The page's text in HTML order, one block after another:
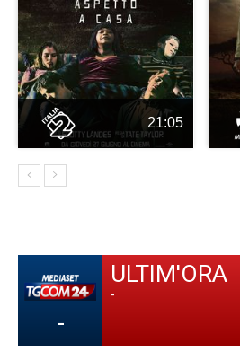
21:05
-
ULTIM'ORA
-